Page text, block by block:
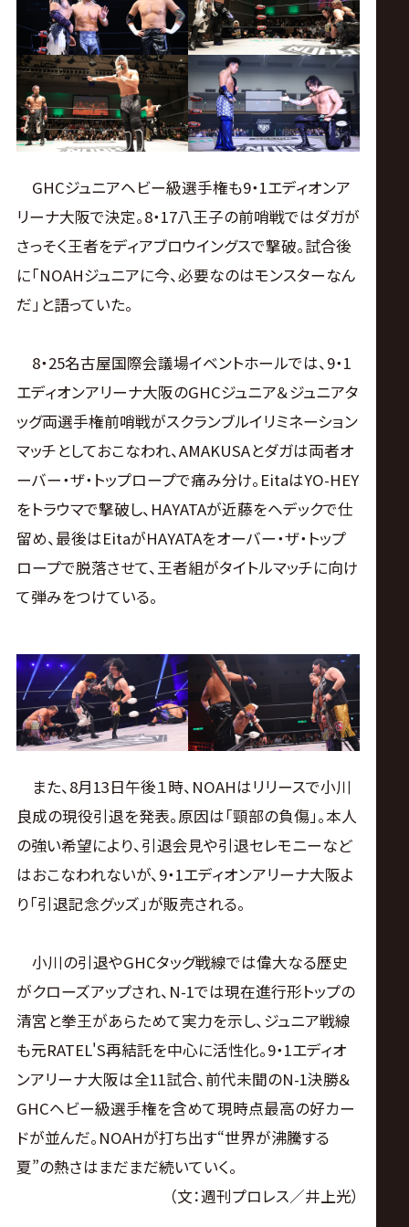
GHCジュニアヘビー級選手権も9・1エディオンア
リーナ大阪で決定。8・17八王子の前哨戦ではダガが
さっそく王者をディアブロウイングスで撃破。試合後
に「NOAHジュニアに今、必要なのはモンスターなん
だ」と語っていた。
8・25名古屋国際会議場イベントホールでは、9・1
エディオンアリーナ大阪のGHCジュニア＆ジュニアタ
ッグ両選手権前哨戦がスクランブルイリミネーション
マッチとしておこなわれ、AMAKUSAとダガは両者オ
ーバー・ザ・トップロープで痛み分け。EitaはYO-HEY
をトラウマで撃破し、HAYATAが近藤をヘデックで仕
留め、最後はEitaがHAYATAをオーバー・ザ・トップ
ロープで脱落させて、王者組がタイトルマッチに向け
て弾みをつけている。
また、8月13日午後１時、NOAHはリリースで小川
良成の現役引退を発表。原因は「頸部の負傷」。本人
の強い希望により、引退会見や引退セレモニーなど
はおこなわれないが、9・1エディオンアリーナ大阪よ
り「引退記念グッズ」が販売される。
小川の引退やGHCタッグ戦線では偉大なる歴史
がクローズアップされ、N-1では現在進行形トップの
清宮と拳王があらためて実力を示し、ジュニア戦線
も元RATEL'S再結託を中心に活性化。9・1エディオ
ンアリーナ大阪は全11試合、前代未聞のN-1決勝＆
GHCヘビー級選手権を含めて現時点最高の好カー
ドが並んだ。NOAHが打ち出す“世界が沸騰する
夏”の熱さはまだまだ続いていく。
（文：週刊プロレス／井上光）